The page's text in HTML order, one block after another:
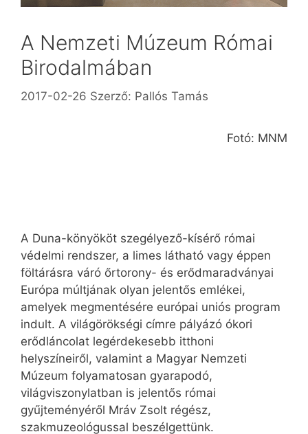
A Nemzeti Múzeum Római
Birodalmában
2017-02-26 Szerző: Pallós Tamás
Fotó: MNM
A Duna-könyököt szegélyező-kísérő római
védelmi rendszer, a limes látható vagy éppen
föltárásra váró őrtorony- és erődmaradványai
Európa múltjának olyan jelentős emlékei,
amelyek megmentésére európai uniós program
indult. A világörökségi címre pályázó ókori
erődláncolat legérdekesebb itthoni
helyszíneiről, valamint a Magyar Nemzeti
Múzeum folyamatosan gyarapodó,
világviszonylatban is jelentős római
gyűjteményéről Mráv Zsolt régész,
szakmuzeológussal beszélgettünk.